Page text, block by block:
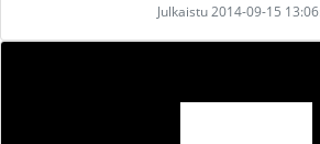
Julkaistu 2014-09-15